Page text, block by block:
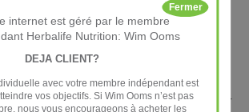
ayant des besoins élevés en protéines
doseuses rases (50 g) avec 250 ml
énergiquement. Consommez une boisson par
Fermer
internet est géré par le membre
Herbalife Nutrition: Wim Ooms
DEJA CLIENT?
avec votre membre indépendant est
vos objectifs. Si Wim Ooms n’est pas
nous vous encourageons à acheter les